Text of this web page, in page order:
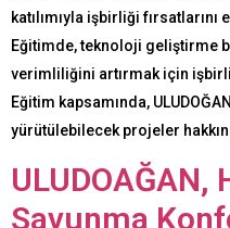
katılımıyla işbirliği
Eğitimde, teknoloji geliştirme
verimliliğini artırmak için
Eğitim kapsamında,
yürütülebilecek projeler
ULUDOAĞAN,
Savunma